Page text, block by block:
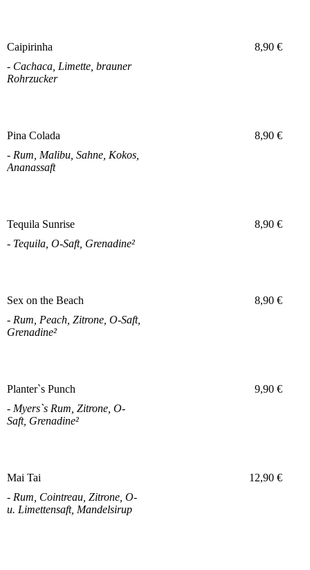
Caipirinha
8,90 €
- Cachaca, Limette, brauner
Rohrzucker
Pina Colada
8,90 €
- Rum, Malibu, Sahne, Kokos,
Ananassaft
Tequila Sunrise
8,90 €
- Tequila, O-Saft, Grenadine²
Sex on the Beach
8,90 €
- Rum, Peach, Zitrone, O-Saft,
Grenadine²
Planter`s Punch
9,90 €
- Myers`s Rum, Zitrone, O-
Saft, Grenadine²
Mai Tai
12,90 €
- Rum, Cointreau, Zitrone, O-
u. Limettensaft, Mandelsirup